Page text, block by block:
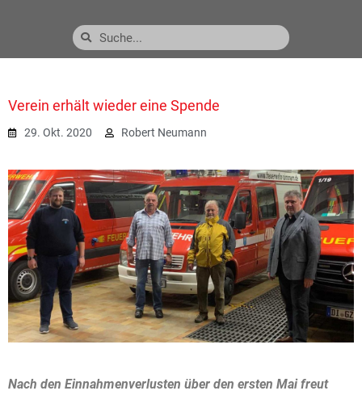
Verein erhält wieder eine Spende
29. Okt. 2020 Robert Neumann
Nach den Einnahmenverlusten über den ersten Mai freut